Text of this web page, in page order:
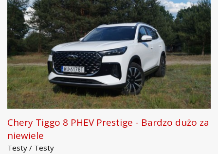
Chery Tiggo 8 PHEV Prestige - Bardzo dużo za
niewiele
Testy / Testy